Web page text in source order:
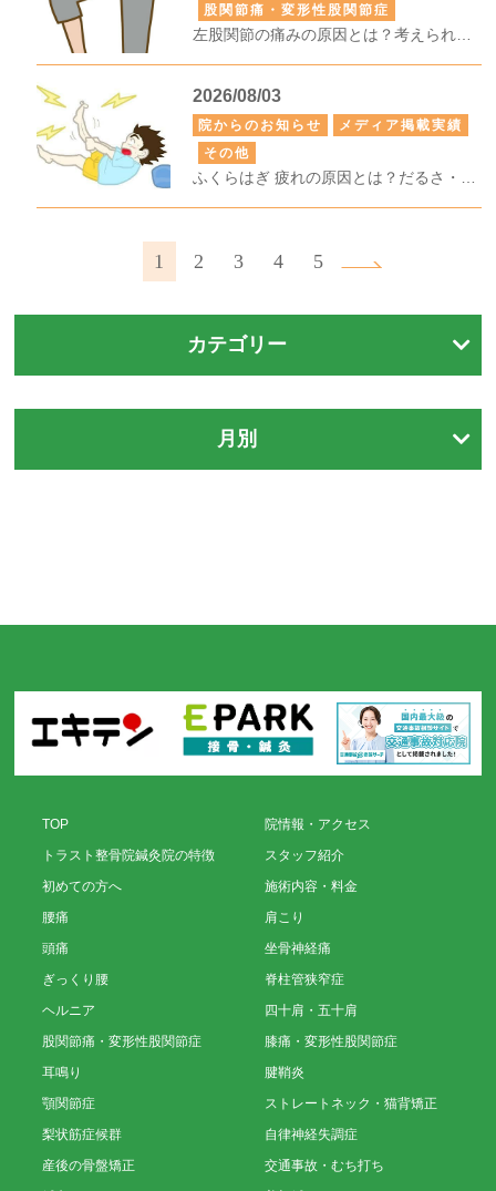
股関節痛・変形性股関節症
左股関節の痛みの原因とは？考えられる病気・セルフケア・受診の目安をわかりやすく解説
2026/08/03
院からのお知らせ
メディア掲載実績
その他
ふくらはぎ 疲れの原因とは？だるさ・張りを改善するセルフケアと受診の目安を解説
1 2 3 4 5
カテゴリー
月別
TOP
院情報・アクセス
トラスト整骨院鍼灸院の特徴
スタッフ紹介
初めての方へ
施術内容・料金
腰痛
肩こり
頭痛
坐骨神経痛
ぎっくり腰
脊柱管狭窄症
ヘルニア
四十肩・五十肩
股関節痛・変形性股関節症
膝痛・変形性股関節症
耳鳴り
腱鞘炎
顎関節症
ストレートネック・猫背矯正
梨状筋症候群
自律神経失調症
産後の骨盤矯正
交通事故・むち打ち